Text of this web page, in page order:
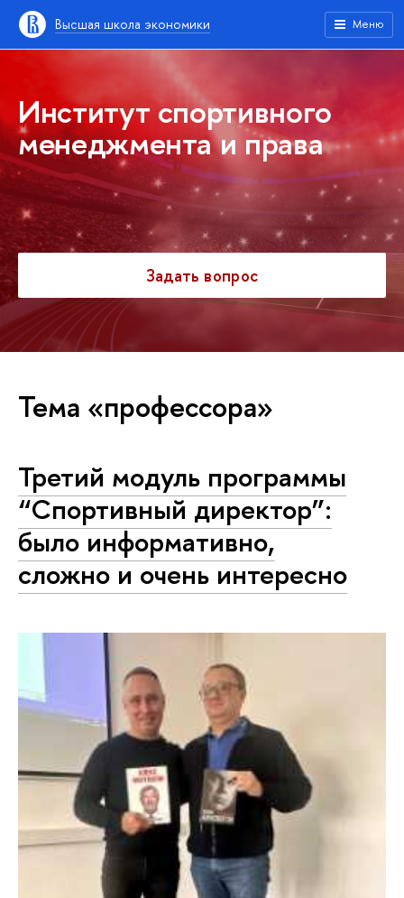
Высшая школа экономики Меню
Институт спортивного
менеджмента и права
Задать вопрос
Тема «профессора»
Третий модуль программы
“Спортивный директор”:
было информативно,
сложно и очень интересно